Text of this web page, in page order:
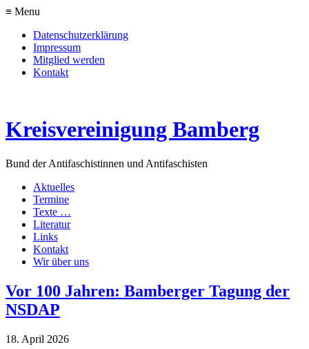
≡ Menu
Datenschutzerklärung
Impressum
Mitglied werden
Kontakt
Kreisvereinigung Bamberg
Bund der Antifaschistinnen und Antifaschisten
Aktuelles
Termine
Texte …
Literatur
Links
Kontakt
Wir über uns
Vor 100 Jahren: Bamberger Tagung der
NSDAP
18. April 2026